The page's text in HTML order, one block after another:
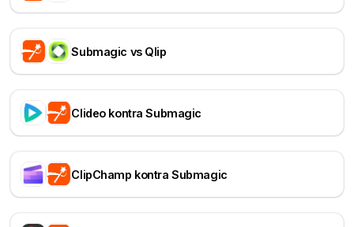
Submagic vs Qlip
Clideo kontra Submagic
ClipChamp kontra Submagic